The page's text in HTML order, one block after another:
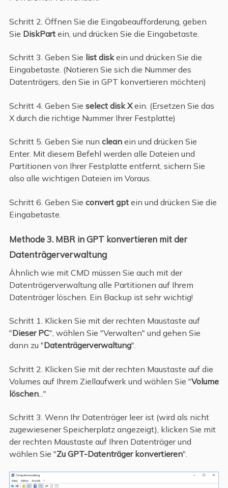
Schritt 2. Öffnen Sie die Eingabeaufforderung, geben
Sie DiskPart ein, und drücken Sie die Eingabetaste.
Schritt 3. Geben Sie list diskein und drücken Sie die
Eingabetaste. (Notieren Sie sich die Nummer des
Datenträgers, den Sie in GPT konvertieren möchten)
Schritt 4. Geben Sie select disk Xein. (Ersetzen Sie das
X durch die richtige Nummer Ihrer Festplatte)
Schritt 5. Geben Sie nun clean ein und drücken Sie
Enter. Mit diesem Befehl werden alle Dateien und
Partitionen von Ihrer Festplatte entfernt, sichern Sie
also alle wichtigen Dateien im Voraus.
Schritt 6. Geben Sie convert gptein und drücken Sie die
Eingabetaste.
Methode 3. MBR in GPT konvertieren mit der
Datenträgerverwaltung
Ähnlich wie mit CMD müssen Sie auch mit der
Datenträgerverwaltung alle Partitionen auf Ihrem
Datenträger löschen. Ein Backup ist sehr wichtig!
Schritt 1. Klicken Sie mit der rechten Maustaste auf
"Dieser PC", wählen Sie "Verwalten" und gehen Sie
dann zu "Datenträgerverwaltung".
Schritt 2. Klicken Sie mit der rechten Maustaste auf die
Volumes auf Ihrem Ziellaufwerk und wählen Sie "Volume
löschen..."
Schritt 3. Wenn Ihr Datenträger leer ist (wird als nicht
zugewiesener Speicherplatz angezeigt), klicken Sie mit
der rechten Maustaste auf Ihren Datenträger und
wählen Sie "Zu GPT-Datenträger konvertieren".